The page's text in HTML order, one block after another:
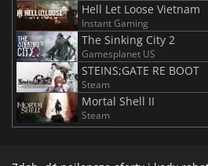
Hell Let Loose Vietnam
Instant Gaming
The Sinking City 2
Gamesplanet US
STEINS;GATE RE BOOT
Steam
Mortal Shell II
Steam